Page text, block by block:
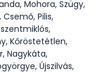
Mohora, Szügy,
Pilis,
Kőröstetétlen,
Nagykáta,
Újszilvás,